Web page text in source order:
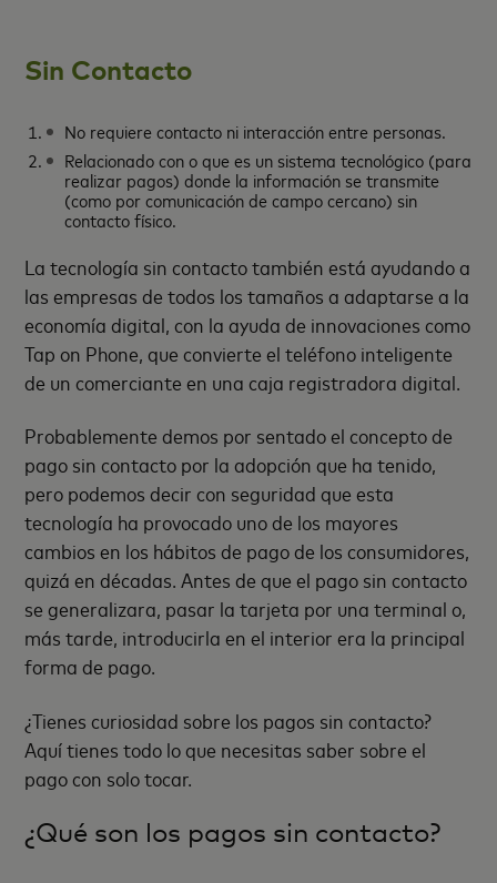
Sin Contacto
No requiere contacto ni interacción entre personas.
Relacionado con o que es un sistema tecnológico (para
realizar pagos) donde la información se transmite
(como por comunicación de campo cercano) sin
contacto físico.
La tecnología sin contacto también está ayudando a
las empresas de todos los tamaños a adaptarse a la
economía digital, con la ayuda de innovaciones como
Tap on Phone, que convierte el teléfono inteligente
de un comerciante en una caja registradora digital.
Probablemente demos por sentado el concepto de
pago sin contacto por la adopción que ha tenido,
pero podemos decir con seguridad que esta
tecnología ha provocado uno de los mayores
cambios en los hábitos de pago de los consumidores,
quizá en décadas. Antes de que el pago sin contacto
se generalizara, pasar la tarjeta por una terminal o,
más tarde, introducirla en el interior era la principal
forma de pago.
¿Tienes curiosidad sobre los pagos sin contacto?
Aquí tienes todo lo que necesitas saber sobre el
pago con solo tocar.
¿Qué son los pagos sin contacto?